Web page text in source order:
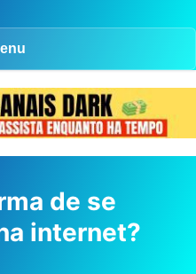
de se
internet?